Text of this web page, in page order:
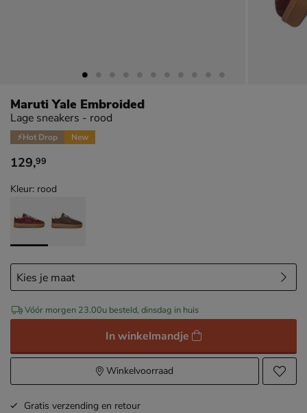
Maruti Yale Embroided
Lage sneakers - rood
⚡Hot Drop New
€ 129,99
129,99
Kleur: rood
Vóór morgen 23.00u besteld, dinsdag in huis
In winkelmandje
Winkelvoorraad
Gratis verzending en retour